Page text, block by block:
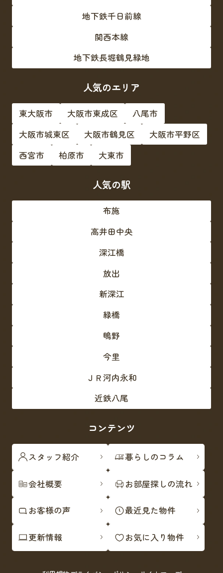
地下鉄千日前線
関西本線
地下鉄長堀鶴見緑地
人気のエリア
東大阪市 大阪市東成区
八尾市
大阪市城東区
大阪市鶴見区
大阪市平野区
西宮市
柏原市 大東市
人気の駅
布施
高井田中央
深江橋
放出
新深江
緑橋
鴫野
今里
ＪＲ河内永和
近鉄八尾
コンテンツ
スタッフ紹介 暮らしのコラム
会社概要 お部屋探しの流れ
お客様の声 最近見た物件
更新情報 お気に入り物件